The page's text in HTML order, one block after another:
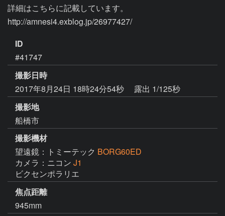
詳細はこちらに記載しています。
http://amnesi4.exblog.jp/26977427/
ID
#41747
撮影日時
2017年8月24日 18時24分54秒
露出 1/125秒
撮影地
船橋市
撮影機材
望遠鏡：トミーテック BORG60ED
カメラ：ニコン J1
ビクセンポラリエ
焦点距離
945mm